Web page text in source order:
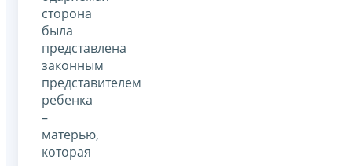
сторона
была
представлена
законным
представителем
ребенка
–
матерью,
которая